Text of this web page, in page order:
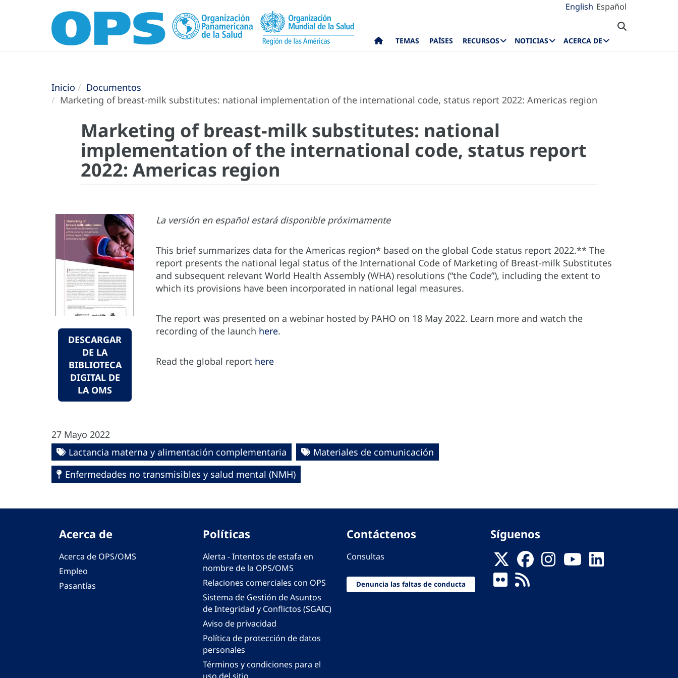
English Español
TEMAS PAÍSES RECURSOS NOTICIAS ACERCA DE
Inicio
Documentos
Marketing of breast-milk substitutes: national implementation of the international code, status report 2022: Americas region
Marketing of breast-milk substitutes: national
implementation of the international code, status report
2022: Americas region
DESCARGAR
DE LA
BIBLIOTECA
DIGITAL DE
LA OMS
La versión en español estará disponible próximamente
This brief summarizes data for the Americas region* based on the global Code status report 2022.** The
report presents the national legal status of the International Code of Marketing of Breast-milk Substitutes
and subsequent relevant World Health Assembly (WHA) resolutions (“the Code”), including the extent to
which its provisions have been incorporated in national legal measures.
The report was presented on a webinar hosted by PAHO on 18 May 2022. Learn more and watch the
recording of the launch here.
Read the global report here
27 Mayo 2022
Lactancia materna y alimentación complementaria
Materiales de comunicación
Enfermedades no transmisibles y salud mental (NMH)
Acerca de
Acerca de OPS/OMS
Empleo
Pasantías
Políticas
Alerta - Intentos de estafa en
nombre de la OPS/OMS
Relaciones comerciales con OPS
Sistema de Gestión de Asuntos
de Integridad y Conflictos (SGAIC)
Aviso de privacidad
Política de protección de datos
personales
Términos y condiciones para el
Contáctenos
Consultas
Denuncia las faltas de conducta
Síguenos